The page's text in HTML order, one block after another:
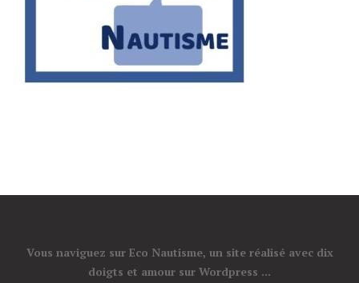
Vous naviguez sur Eco Nautisme, un site réalisé avec dix
doigts et amour sur Wordpress ...